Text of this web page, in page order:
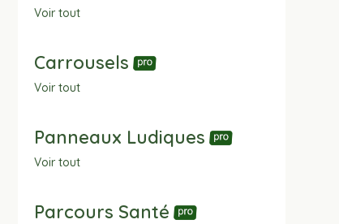
Voir tout
Carrousels
Voir tout
Panneaux Ludiques
Voir tout
Parcours Santé